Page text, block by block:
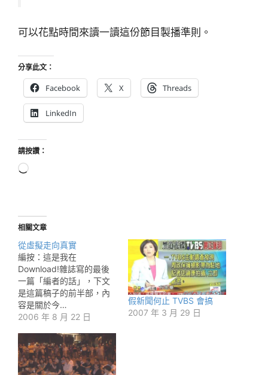
可以花點時間來讀一讀這份節目製播準則。
分享此文：
Facebook X Threads
LinkedIn
請按讚：
正
入...
相關文章
從虛擬走向真實
編按：這是我在
Download!雜誌寫的最後
一篇「編者的話」，下文
是這篇稿子的前半部，內
容是關於今…
2006 年 8 月 22 日
假新聞何止 TVBS 會搞
2007 年 3 月 29 日